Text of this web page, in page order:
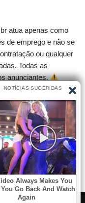
atua apenas como
de emprego e não se
ou qualquer
Todas as
anunciantes.
emprego nem
Desconfie de